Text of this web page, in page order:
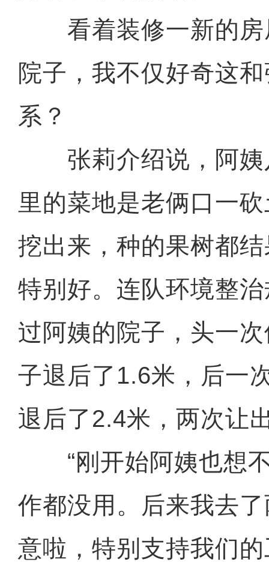
看着装修一新的房
院子，我不仅好奇这
系？
张莉介绍说，阿姨
里的菜地是老俩口一
挖出来，种的果树都
特别好。连队环境整
过阿姨的院子，头一
子退后了1.6米，后一
退后了2.4米，两次让
“刚开始阿姨也想不
作都没用。后来我去
意啦，特别支持我们的